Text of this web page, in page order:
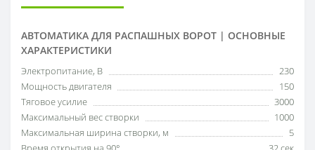
АВТОМАТИКА ДЛЯ РАСПАШНЫХ ВОРОТ | ОСНОВНЫЕ
ХАРАКТЕРИСТИКИ
Электропитание, В
230
Мощность двигателя
150
Тяговое усилие
3000
Максимальный вес створки
1000
Максимальная ширина створки, м
5